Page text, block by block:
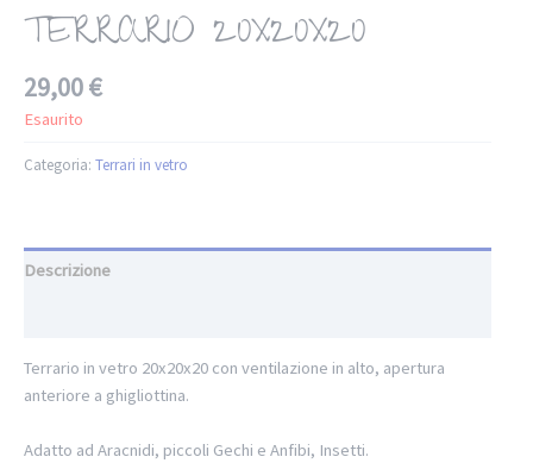
TERRARIO 20X20X20
29,00€
Esaurito
Categoria: Terrari in vetro
Descrizione
Terrario in vetro 20x20x20 con ventilazione in alto, apertura
anteriore a ghigliottina.
Adatto ad Aracnidi, piccoli Gechi e Anfibi, Insetti.